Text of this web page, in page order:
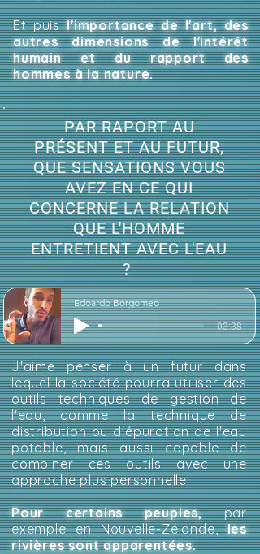
Et puisl'importance de l'art, des
autres dimensions de l'intérêt
humain et du rapport des
hommes à la nature.
PAR RAPORT AU
PRÉSENT ET AU FUTUR,
QUE SENSATIONS VOUS
AVEZ EN CE QUI
CONCERNE LA RELATION
QUE L'HOMME
ENTRETIENT AVEC L'EAU
?
Edoardo Borgomeo
-03:38
J'aime penser à un futur dans
lequel la société pourra utiliser des
outils techniques de gestion de
l'eau, comme la technique de
distribution ou d'épuration de l'eau
potable, mais aussi capable de
combiner ces outils avec une
approche plus personnelle.
Pour certains peuples,par
exemple en Nouvelle-Zélande,les
rivières sont apparentées.